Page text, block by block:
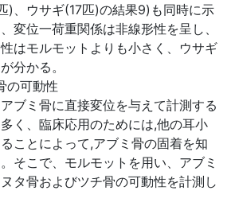
)、ウサギ(17匹)の結果9)も同時に示
変位一荷重関係は非線形性を呈し、
はモルモットよりも小さく、ウサギ
分かる。
の可動性
ブミ骨に直接変位を与えて計測する
く、臨床応用のためには,他の耳小
ことによって,アブミ骨の固着を知
そこで、モルモットを用い、アブミ
タ骨およびツチ骨の可動性を計測し